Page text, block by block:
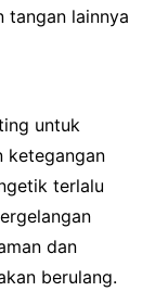
tangan lainnya
untuk
ketegangan
terlalu
dan
berulang.